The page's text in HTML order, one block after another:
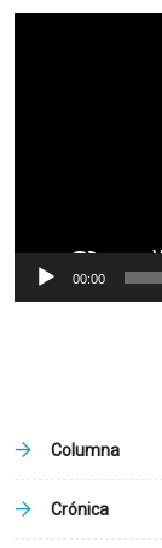
00:00
Columna
Crónica